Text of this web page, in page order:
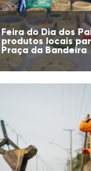
Feira do Dia dos
produtos locais
Praça da Bandeira